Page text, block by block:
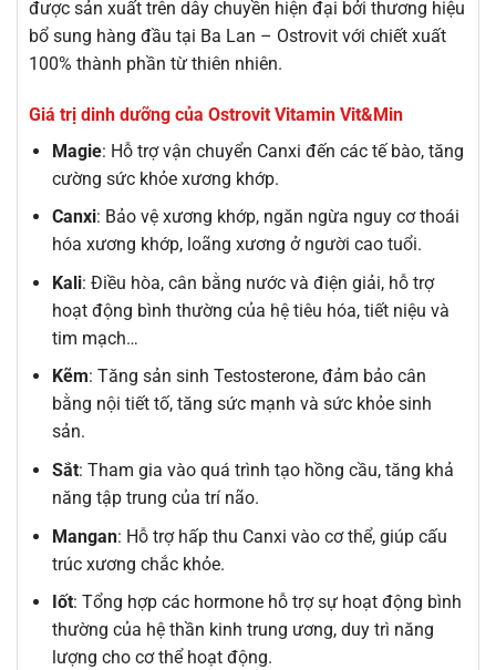
được sản xuất trên dây chuyền hiện đại bởi thương hiệu
bổ sung hàng đầu tại Ba Lan – Ostrovit với chiết xuất
100% thành phần từ thiên nhiên.
Giá trị dinh dưỡng của Ostrovit Vitamin Vit&Min
Magie: Hỗ trợ vận chuyển Canxi đến các tế bào, tăng
cường sức khỏe xương khớp.
Canxi: Bảo vệ xương khớp, ngăn ngừa nguy cơ thoái
hóa xương khớp, loãng xương ở người cao tuổi.
Kali: Điều hòa, cân bằng nước và điện giải, hỗ trợ
hoạt động bình thường của hệ tiêu hóa, tiết niệu và
tim mạch…
Kẽm: Tăng sản sinh Testosterone, đảm bảo cân
bằng nội tiết tố, tăng sức mạnh và sức khỏe sinh
sản.
Sắt: Tham gia vào quá trình tạo hồng cầu, tăng khả
năng tập trung của trí não.
Mangan: Hỗ trợ hấp thu Canxi vào cơ thể, giúp cấu
trúc xương chắc khỏe.
Iốt: Tổng hợp các hormone hỗ trợ sự hoạt động bình
thường của hệ thần kinh trung ương, duy trì năng
lượng cho cơ thể hoạt động.